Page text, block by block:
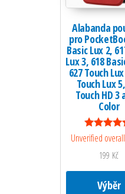
Alabanda
pro
Basic Lux 2,
Lux 3, 618
627 Touch
Touch Lux
Touch HD 3
Color
5.00
z 5
Unverified
199 Kč
Výběr